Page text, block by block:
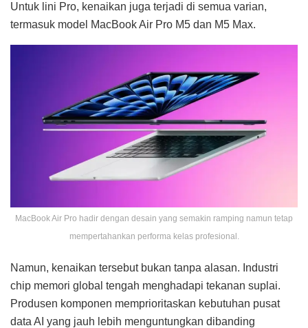
Untuk lini Pro, kenaikan juga terjadi di semua varian,
termasuk model MacBook Air Pro M5 dan M5 Max.
MacBook Air Pro hadir dengan desain yang semakin ramping namun tetap
mempertahankan performa kelas profesional.
Namun, kenaikan tersebut bukan tanpa alasan. Industri
chip memori global tengah menghadapi tekanan suplai.
Produsen komponen memprioritaskan kebutuhan pusat
data AI yang jauh lebih menguntungkan dibanding